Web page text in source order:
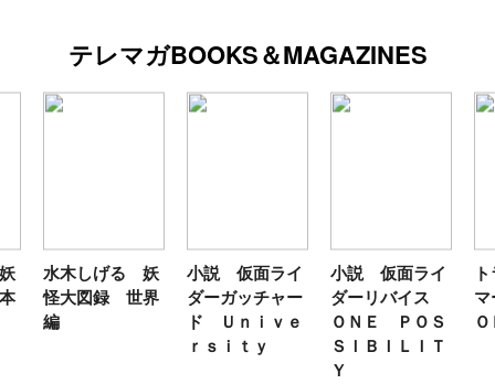
テレマガBOOKS＆MAGAZINES
水木しげる 妖
怪大図録 世界
編
小説 仮面ライ
ダーガッチャー
ド Ｕｎｉｖｅ
ｒｓｉｔｙ
小説 仮面ライ
ダーリバイス
ＯＮＥ ＰＯＳ
ＳＩＢＩＬＩＴ
Ｙ